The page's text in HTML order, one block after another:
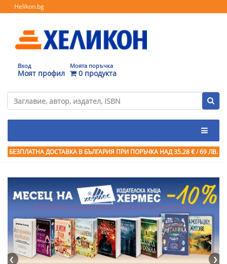
Helikon.bg
Вход
Моят профил
Моята поръчка
0 продукта
БЕЗПЛАТНА ДОСТАВКА В БЪЛГАРИЯ ПРИ ПОРЪЧКА НАД 35.28 € / 69 ЛВ.
❮ ❯